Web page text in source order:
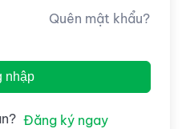
Quên mật khẩu?
nhập
Đăng ký ngay